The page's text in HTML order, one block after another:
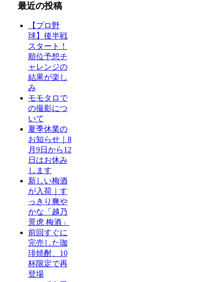
最近の投稿
【プロ野
球】後半戦
スタート！
順位予想チ
ャレンジの
結果が楽し
み
モモタロで
の撮影につ
いて
夏季休業の
お知らせ｜8
月9日から12
日はお休み
します
新しい梅酒
が入荷｜す
っきり爽や
かな「越乃
景虎 梅酒」
前回すぐに
完売した珈
琲焼酎、10
杯限定で再
登場